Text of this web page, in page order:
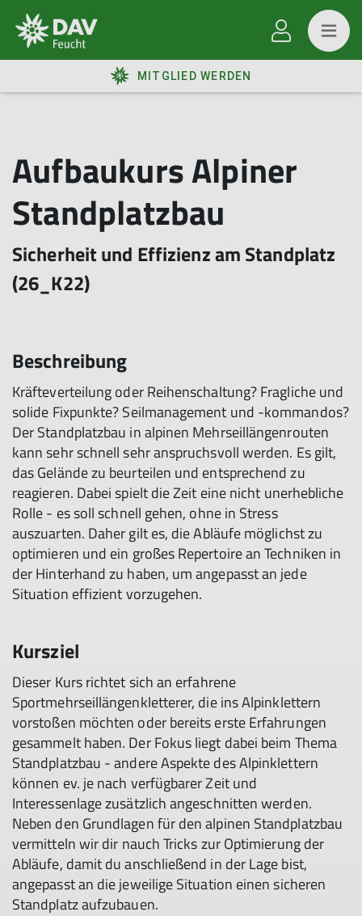
MITGLIED WERDEN
Aufbaukurs Alpiner
Standplatzbau
Sicherheit und Effizienz am Standplatz
(26_K22)
Beschreibung
Kräfteverteilung oder Reihenschaltung? Fragliche und
solide Fixpunkte? Seilmanagement und -kommandos?
Der Standplatzbau in alpinen Mehrseillängenrouten
kann sehr schnell sehr anspruchsvoll werden. Es gilt,
das Gelände zu beurteilen und entsprechend zu
reagieren. Dabei spielt die Zeit eine nicht unerhebliche
Rolle - es soll schnell gehen, ohne in Stress
auszuarten. Daher gilt es, die Abläufe möglichst zu
optimieren und ein großes Repertoire an Techniken in
der Hinterhand zu haben, um angepasst an jede
Situation effizient vorzugehen.
Kursziel
Dieser Kurs richtet sich an erfahrene
Sportmehrseillängenkletterer, die ins Alpinklettern
vorstoßen möchten oder bereits erste Erfahrungen
gesammelt haben. Der Fokus liegt dabei beim Thema
Standplatzbau - andere Aspekte des Alpinklettern
können ev. je nach verfügbarer Zeit und
Interessenlage zusätzlich angeschnitten werden.
Neben den Grundlagen für den alpinen Standplatzbau
vermitteln wir dir nauch Tricks zur Optimierung der
Abläufe, damit du anschließend in der Lage bist,
angepasst an die jeweilige Situation einen sicheren
Standplatz aufzubauen.